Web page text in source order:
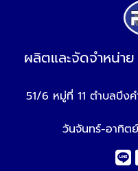
ผลิตและจัดจำหน่า
51/6 หมู่ที่ 11 ตำบลบึง
วันจันทร์-อาทิต